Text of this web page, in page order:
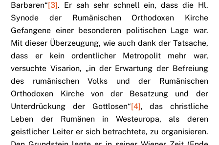
Barbaren“[3]. Er sah sehr schnell ein, dass die Hl.
Synode der Rumänischen Orthodoxen Kirche
Gefangene einer besonderen politischen Lage war.
Mit dieser Überzeugung, wie auch dank der Tatsache,
dass er kein ordentlicher Metropolit mehr war,
versuchte Visarion, „in der Erwartung der Befreiung
des rumänischen Volks und der Rumänischen
Orthodoxen Kirche von der Besatzung und der
Unterdrückung der Gottlosen“[4], das christliche
Leben der Rumänen in Westeuropa, als deren
geistlicher Leiter er sich betrachtete, zu organisieren.